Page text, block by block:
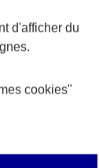
d'afficher du
cookies"